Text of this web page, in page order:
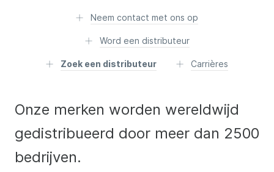
Neem contact met ons op
Deutsch
Français
Español
Neem contact met ons op
Word een distributeur
Zoek een distributeur Carrières
Onze merken worden wereldwijd
gedistribueerd door meer dan 2500
bedrijven.